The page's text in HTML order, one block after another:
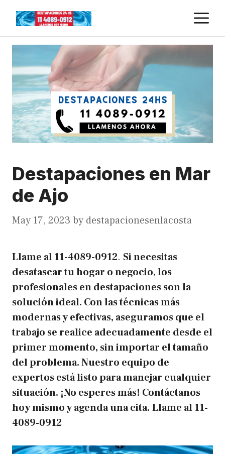
content
Destapaciones en Mar
de Ajo
May 17, 2023 by destapacionesenlacosta
Llame al11-4089-0912. Si necesitas
desatascar tu hogar o negocio, los
profesionales en destapaciones son la
solución ideal. Con las técnicas más
modernas y efectivas, aseguramos que el
trabajo se realice adecuadamente desde el
primer momento, sin importar el tamaño
del problema. Nuestro equipo de
expertos está listo para manejar cualquier
situación. ¡No esperes más! Contáctanos
hoy mismo y agenda una cita. Llame al11-
4089-0912